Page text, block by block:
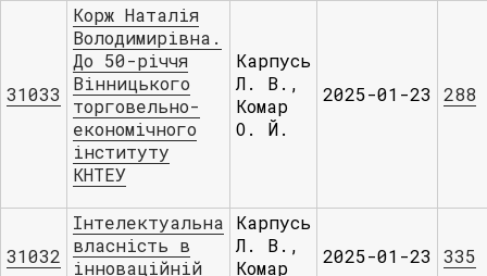
31033
Корж Наталія
Володимирівна.
До 50-річчя
Вінницького
торговельно-
економічного
інституту
КНТЕУ
Карпусь
Л. В.,
Комар
О. Й.
2025-01-23 288
31032
Інтелектуальна
власність в
інноваційній
Карпусь
Л. В.,
Комар
2025-01-23 335